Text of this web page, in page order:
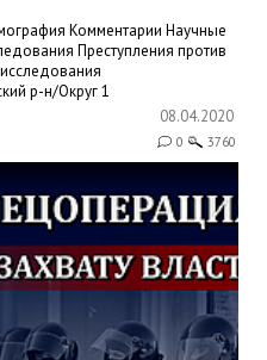
Комментарии Научные
Преступления против
р-н/Округ 1
08.04.2020
0 3760